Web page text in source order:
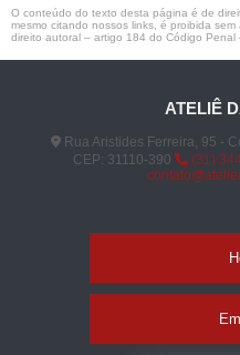
O conteúdo do texto desta página é de
mesmo citando nossos links, é proibida
direito autoral – artigo 184 do Código Penal
ATELIÊ
Rua Aristides Ferreira, 95 -
CEP: 31110-390
(31)